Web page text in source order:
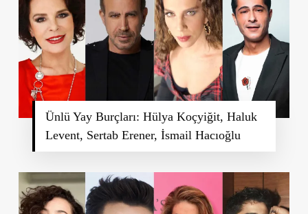
Ünlü Yay Burçları: Hülya Koçyiğit, Haluk
Levent, Sertab Erener, İsmail Hacıoğlu